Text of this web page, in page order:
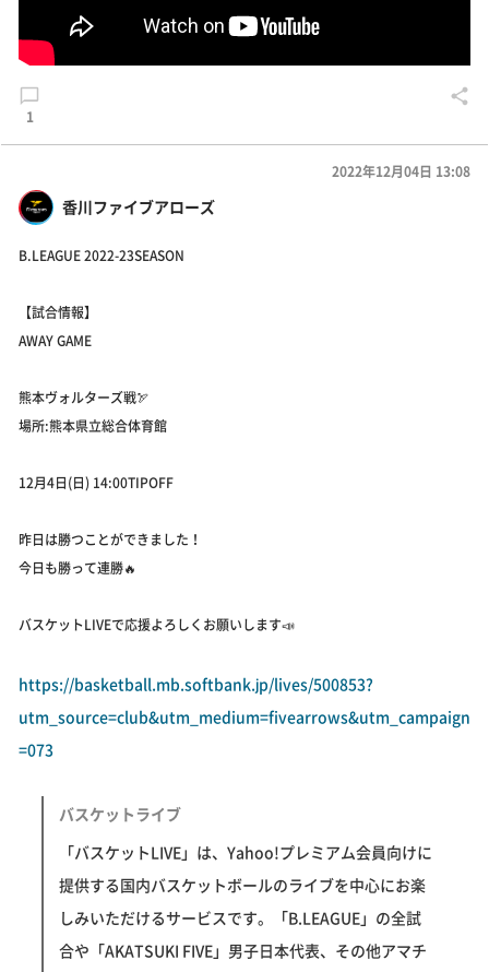
1
香川ファイブアローズ
2022年12月04日 13:08
B.LEAGUE 2022-23SEASON
【試合情報】
AWAY GAME
熊本ヴォルターズ戦🏹
場所:熊本県立総合体育館
12月4日(日) 14:00TIPOFF
昨日は勝つことができました！
今日も勝って連勝🔥
バスケットLIVEで応援よろしくお願いします📣
https://basketball.mb.softbank.jp/lives/500853?
utm_source=club&utm_medium=fivearrows&utm_campaign
=073
バスケットライブ
「バスケットLIVE」は、Yahoo!プレミアム会員向けに
提供する国内バスケットボールのライブを中心にお楽
しみいただけるサービスです。「B.LEAGUE」の全試
合や「AKATSUKI FIVE」男子日本代表、その他アマチ